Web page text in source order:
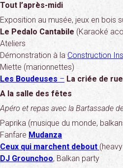
Tout l’après-midi
Exposition au musée, jeux en bois
Le Pedalo Cantabile (Karaoké
Ateliers
Démonstration à la Construction
Miette (marionnettes)
Les Boudeuses – La criée de
A la salle des fêtes
Apéro et repas avec la Bartassade
Paprika (musique du monde,
Fanfare Mudanza
Ceux qui marchent debout
DJ Grounchoo, Balkan party